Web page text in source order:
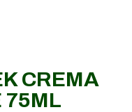
CREMA
75ML